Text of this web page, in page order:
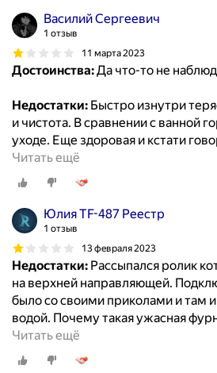
Василий Сергеевич
1 отзыв
11 марта 2023
Достоинства:Да что-то не
Недостатки: Быстро изнутри
и чистота. В сравнении с ванной
уходе. Еще здоровая и кстати
Читать ещё
Юлия TF-487 Реестр
1 отзыв
13 февраля 2023
Недостатки: Рассыпался ролик
на верхней направляющей.
было со своими приколами и там
водой. Почему такая ужасная
Читать ещё